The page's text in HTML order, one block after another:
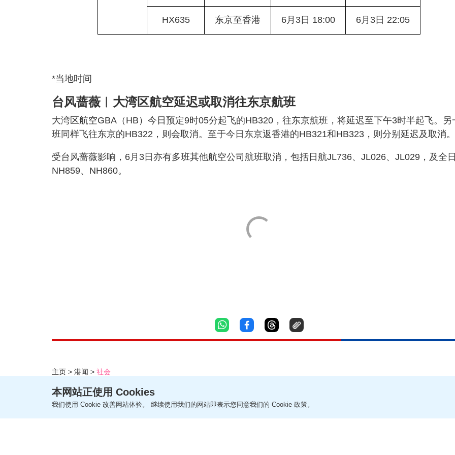
HX635 东京至香港 6月3日 18:00 6月3日 22:05
*当地时间
台风蔷薇︱大湾区航空延迟或取消往东京航班
大湾区航空GBA（HB）今日预定9时05分起飞的HB320，往东京航班，将延迟至下午3时半起飞。另
班同样飞往东京的HB322，则会取消。至于今日东京返香港的HB321和HB323，则分别延迟及取消。
受台风蔷薇影响，6月3日亦有多班其他航空公司航班取消，包括日航JL736、JL026、JL029，及全
NH859、NH860。
主页 港闻 社会
台风白海豚︱外围下沉气流带来极端酷热天气 天文台料周末至
社会 更新时间：12:29 2026-08-07 HKT
本网站正使用 Cookies
我们使用 Cookie 改善网站体验。 继续使用我们的网站即表示您同意我们的 Cookie 政策。